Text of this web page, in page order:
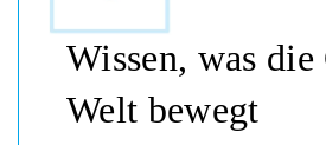
Wissen, was die
Welt bewegt